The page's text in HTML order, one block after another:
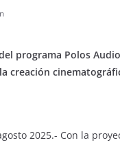
programa Polos
creación
2025.- Con la